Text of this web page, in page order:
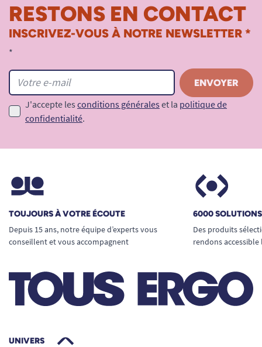
RESTONS EN CONTACT
INSCRIVEZ-VOUS À NOTRE NEWSLETTER *
*
J'accepte les conditions générales et la politique de
confidentialité.
TOUJOURS À VOTRE ÉCOUTE
Depuis 15 ans, notre équipe d’experts vous
conseillent et vous accompagnent
6000
Des produits
rendons
UNIVERS